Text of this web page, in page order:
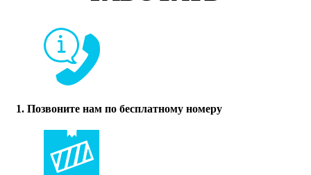
1. Позвоните нам по бесплатному номеру